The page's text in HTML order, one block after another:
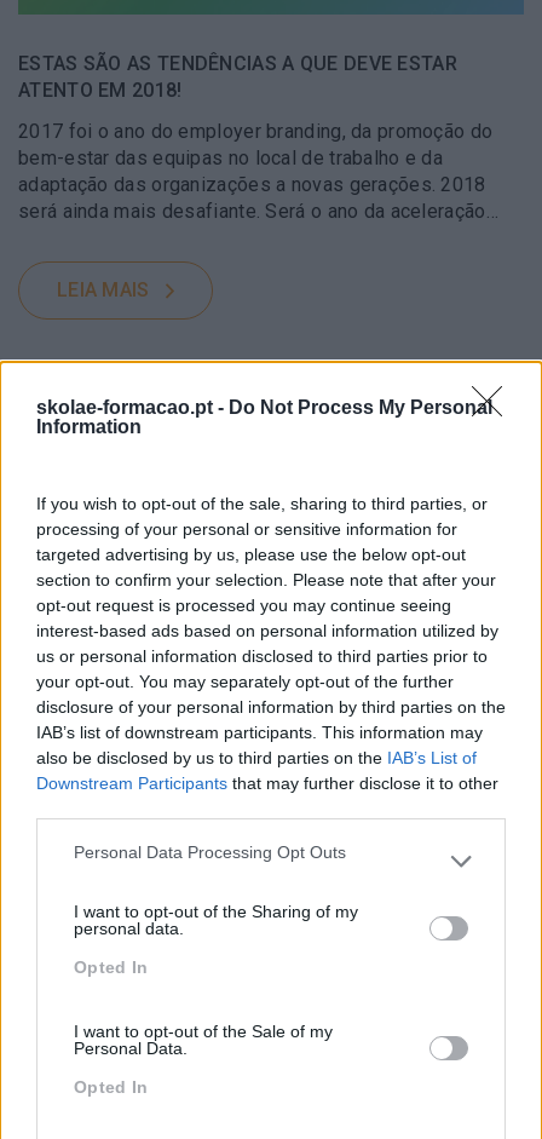
skolae-formacao.pt - Do Not Process My Personal
Information
If you wish to opt-out of the sale, sharing to third parties, or
processing of your personal or sensitive information for
targeted advertising by us, please use the below opt-out
section to confirm your selection. Please note that after your
opt-out request is processed you may continue seeing
interest-based ads based on personal information utilized by
us or personal information disclosed to third parties prior to
your opt-out. You may separately opt-out of the further
disclosure of your personal information by third parties on the
IAB’s list of downstream participants. This information may
also be disclosed by us to third parties on the IAB’s List of
Downstream Participants that may further disclose it to other
Please note that this website/app uses one or more Google
not limited to your visit or usage behaviour. You may click to
grant or deny consent to Google and its third-party tags to
use your data for below specified purposes in below Google
Personal Data Processing Opt Outs
I want to opt-out of the Sharing of my
personal data.
Opted In
I want to opt-out of the Sale of my
Personal Data.
Opted In
ESTAS SÃO AS TENDÊNCIAS A QUE DEVE ESTAR
ATENTO EM 2018!
2017 foi o ano do employer branding, da promoção do
bem-estar das equipas no local de trabalho e da
adaptação das organizações a novas gerações. 2018
será ainda mais desafiante. Será o ano da aceleração…
LEIA MAIS
DIGA ADEUS AOS CUBÍCULOS, OU COMO O DESIGN
PODE TORNAR AS EMPRESAS MAIS PRODUTIVAS
hoje em criar espaços que consigam manter-se atuais
bem-estar dos…